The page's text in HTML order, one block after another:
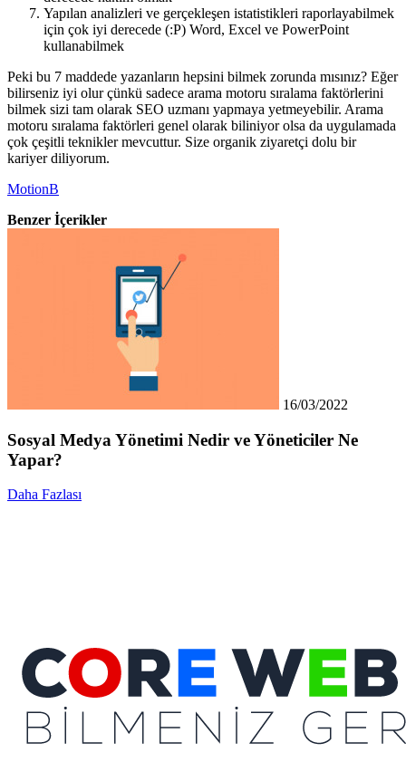
Yapılan analizleri ve gerçekleşen istatistikleri raporlayabilmek
için çok iyi derecede (:P) Word, Excel ve PowerPoint
kullanabilmek
Peki bu 7 maddede yazanların hepsini bilmek zorunda mısınız? Eğer
bilirseniz iyi olur çünkü sadece arama motoru sıralama faktörlerini
bilmek sizi tam olarak SEO uzmanı yapmaya yetmeyebilir. Arama
motoru sıralama faktörleri genel olarak biliniyor olsa da uygulamada
çok çeşitli teknikler mevcuttur. Size organik ziyaretçi dolu bir
kariyer diliyorum.
MotionB
Benzer İçerikler
16/03/2022
Sosyal Medya Yönetimi Nedir ve Yöneticiler Ne
Yapar?
Daha Fazlası